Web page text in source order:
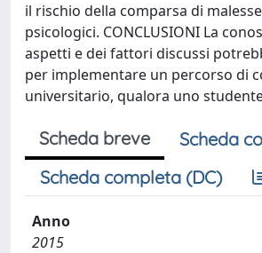
il rischio della comparsa di
psicologici. CONCLUSIONI La
aspetti e dei fattori discussi
per implementare un percorso di
universitario, qualora uno
Scheda breve
Scheda
Scheda completa (DC)
Anno
2015